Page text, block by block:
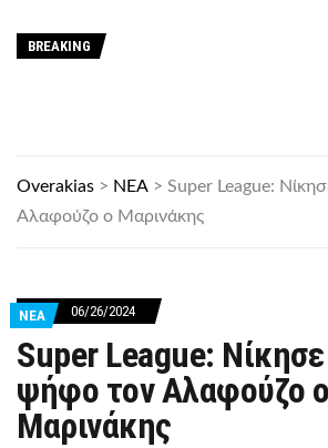
BREAKING
Overakias > ΝΕΑ > Super League:
Αλαφούζο ο Μαρινάκης
ΝΕΑ 06/26/2024
Super League: Νίκησε
ψήφο τον Αλαφούζο ο
Μαρινάκης